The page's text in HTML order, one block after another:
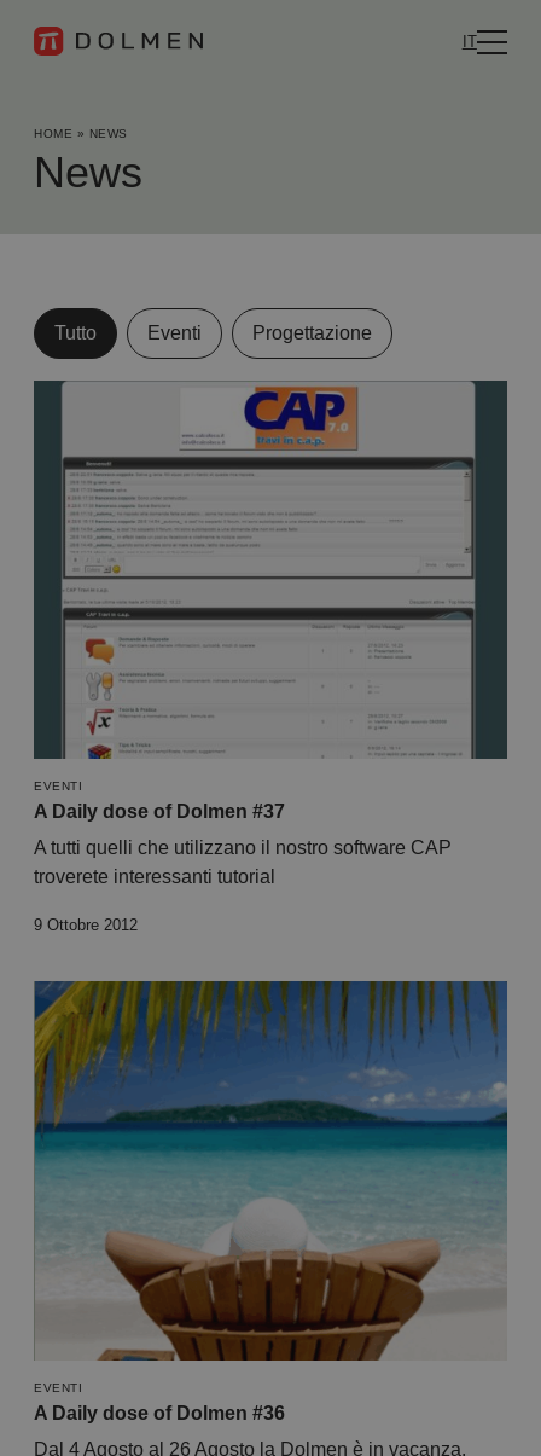
IT
HOME » NEWS
News
Tutto Eventi Progettazione
EVENTI
A Daily dose of Dolmen #37
A tutti quelli che utilizzano il nostro software CAP
troverete interessanti tutorial
9 Ottobre 2012
EVENTI
A Daily dose of Dolmen #36
Dal 4 Agosto al 26 Agosto la Dolmen è in vacanza.